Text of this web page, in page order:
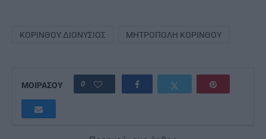
ΚΟΡΊΝΘΟΥ ΔΙΟΝΎΣΙΟΣ ΜΗΤΡΌΠΟΛΗ ΚΟΡΊΝΘΟΥ
ΜΟΙΡΑΣΟΥ 0